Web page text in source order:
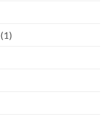
(1)